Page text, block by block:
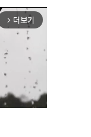
arrow_forward_ios 더보기